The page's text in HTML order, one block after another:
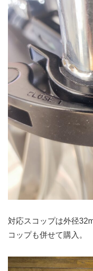
対応スコップは外径
コップも併せて購入。